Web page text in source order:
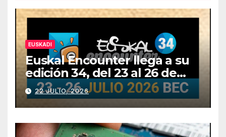
EUSKADI
Euskal Encounter llega a su
edición 34, del 23 al 26 de
julio
22 JULIO, 2026